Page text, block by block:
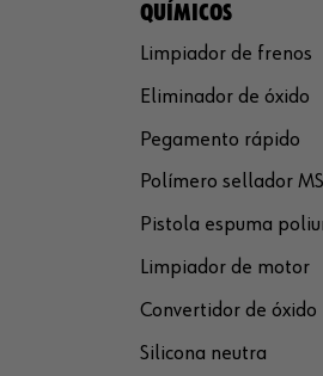
QUÍMICOS
Limpiador de frenos
Eliminador de óxido
Pegamento rápido
Polímero sellador MS
Pistola espuma
Limpiador de motor
Convertidor de óxido
Silicona neutra